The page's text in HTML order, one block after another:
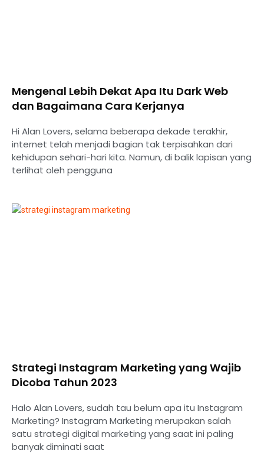
Mengenal Lebih Dekat Apa Itu Dark Web
dan Bagaimana Cara Kerjanya
Hi Alan Lovers, selama beberapa dekade terakhir,
internet telah menjadi bagian tak terpisahkan dari
kehidupan sehari-hari kita. Namun, di balik lapisan yang
terlihat oleh pengguna
Strategi Instagram Marketing yang Wajib
Dicoba Tahun 2023
Halo Alan Lovers, sudah tau belum apa itu Instagram
Marketing? Instagram Marketing merupakan salah
satu strategi digital marketing yang saat ini paling
banyak diminati saat